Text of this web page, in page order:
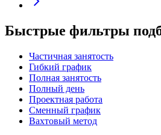
Быстрые фильтры
Частичная занятость
Гибкий график
Полная занятость
Полный день
Проектная работа
Сменный график
Вахтовый метод